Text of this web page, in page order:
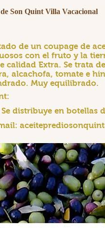
Son Quint Villa Vacacional
de un coupage de
con el fruto y la
calidad Extra. Se trata
alcachofa, tomate e
Muy equilibrado.
distribuye en